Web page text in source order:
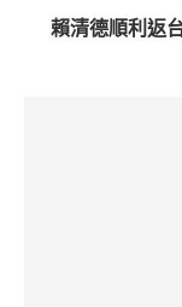
賴清德順利返